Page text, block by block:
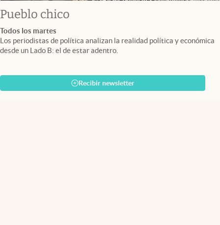
Pueblo chico
Todos los martes
Los periodistas de política analizan la realidad política y económica
desde un Lado B: el de estar adentro.
Recibir newsletter